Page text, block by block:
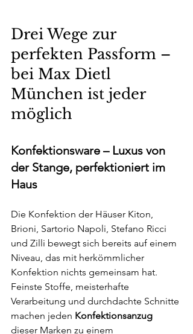
Drei Wege zur
perfekten Passform –
bei Max Dietl
München ist jeder
möglich
Konfektionsware – Luxus von
der Stange, perfektioniert im
Haus
Die Konfektion der Häuser Kiton,
Brioni, Sartorio Napoli, Stefano Ricci
und Zilli bewegt sich bereits auf einem
Niveau, das mit herkömmlicher
Konfektion nichts gemeinsam hat.
Feinste Stoffe, meisterhafte
Verarbeitung und durchdachte Schnitte
machen jeden Konfektionsanzug
dieser Marken zu einem